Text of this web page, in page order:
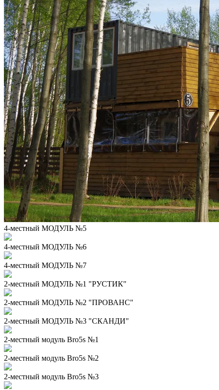
4-местный МОДУЛЬ №5
4-местный МОДУЛЬ №6
4-местный МОДУЛЬ №7
2-местный МОДУЛЬ №1 "РУСТИК"
2-местный МОДУЛЬ №2 "ПРОВАНС"
2-местный МОДУЛЬ №3 "СКАНДИ"
2-местный модуль Bro5s №1
2-местный модуль Bro5s №2
2-местный модуль Bro5s №3